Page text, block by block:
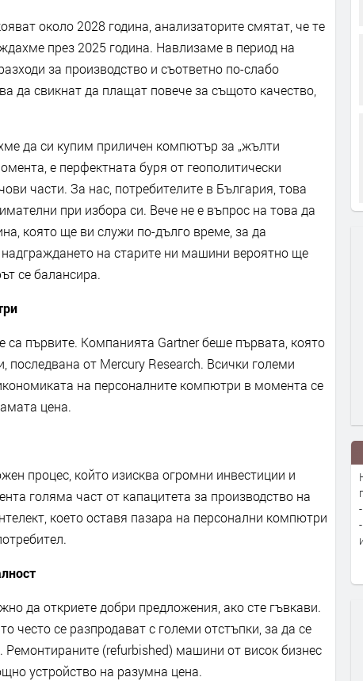
около 2028 година, анализаторите смятат, че те
през 2025 година. Навлизаме в период на
за производство и съответно по-слабо
да свикнат да плащат повече за същото качество,
да си купим приличен компютър за „жълти
е перфектната буря от геополитически
части. За нас, потребителите в България, това
при избора си. Вече не е въпрос на това да
която ще ви служи по-дълго време, за да
на старите ни машини вероятно ще
се балансира.
са първите. Компанията Gartner беше първата, която
от Mercury Research. Всички големи
на персоналните компютри в момента се
цена.
процес, който изисква огромни инвестиции и
голяма част от капацитета за производство на
което оставя пазара на персонални компютри
да откриете добри предложения, ако сте гъвкави.
често се разпродават с големи отстъпки, за да се
Ремонтираните (refurbished) машини от висок бизнес
устройство на разумна цена.